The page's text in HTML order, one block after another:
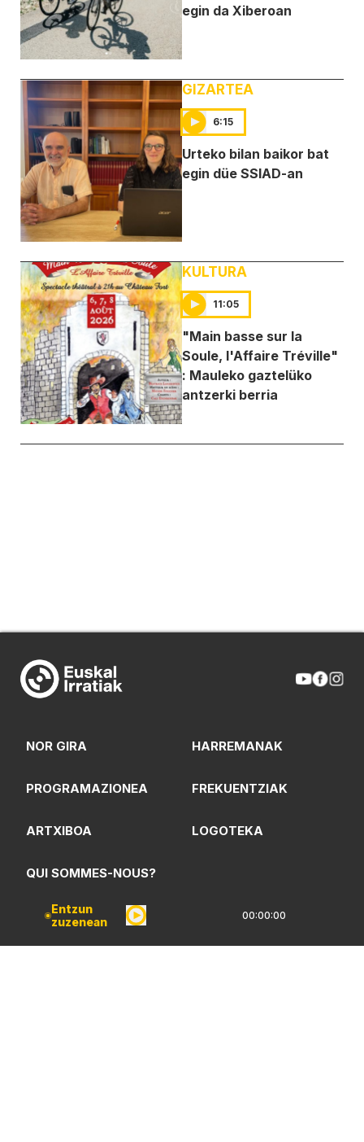
Entzun
zuzenean
00:00:00
egin da Xiberoan
GIZARTEA
6:15
Urteko bilan baikor bat
egin düe SSIAD-an
KULTURA
11:05
"Main basse sur la
Soule, l'Affaire Tréville"
: Mauleko gaztelüko
antzerki berria
NOR GIRA HARREMANAK
PROGRAMAZIONEA FREKUENTZIAK
ARTXIBOA LOGOTEKA
QUI SOMMES-NOUS?
Lege Oharrak
Pribatarzün Politika